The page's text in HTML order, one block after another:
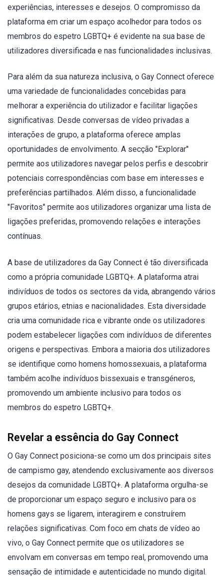
experiências, interesses e desejos. O compromisso da
plataforma em criar um espaço acolhedor para todos os
membros do espetro LGBTQ+ é evidente na sua base de
utilizadores diversificada e nas funcionalidades inclusivas.
Para além da sua natureza inclusiva, o Gay Connect oferece
uma variedade de funcionalidades concebidas para
melhorar a experiência do utilizador e facilitar ligações
significativas. Desde conversas de vídeo privadas a
interações de grupo, a plataforma oferece amplas
oportunidades de envolvimento. A secção "Explorar"
permite aos utilizadores navegar pelos perfis e descobrir
potenciais correspondências com base em interesses e
preferências partilhados. Além disso, a funcionalidade
"Favoritos" permite aos utilizadores organizar uma lista de
ligações preferidas, promovendo relações e interações
contínuas.
A base de utilizadores da Gay Connect é tão diversificada
como a própria comunidade LGBTQ+. A plataforma atrai
indivíduos de todos os sectores da vida, abrangendo vários
grupos etários, etnias e nacionalidades. Esta diversidade
cria uma comunidade rica e vibrante onde os utilizadores
podem estabelecer ligações com indivíduos de diferentes
origens e perspectivas. Embora a maioria dos utilizadores
se identifique como homens homossexuais, a plataforma
também acolhe indivíduos bissexuais e transgéneros,
promovendo um ambiente inclusivo para todos os
membros do espetro LGBTQ+.
Revelar a essência do Gay Connect
O Gay Connect posiciona-se como um dos principais sites
de campismo gay, atendendo exclusivamente aos diversos
desejos da comunidade LGBTQ+. A plataforma orgulha-se
de proporcionar um espaço seguro e inclusivo para os
homens gays se ligarem, interagirem e construírem
relações significativas. Com foco em chats de vídeo ao
vivo, o Gay Connect permite que os utilizadores se
envolvam em conversas em tempo real, promovendo uma
sensação de intimidade e autenticidade no mundo digital.